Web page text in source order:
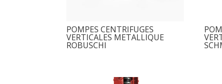
POMPES CENTRIFUGES
VERTICALES METALLIQUE
ROBUSCHI